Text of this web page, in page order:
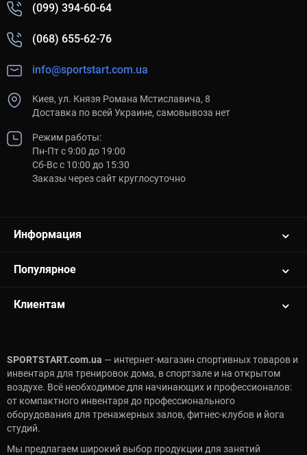
(099) 394-60-64
(068) 655-62-76
info@sportstart.com.ua
Киев, ул. Князя Романа Мстиславича, 8
Доставка по всей Украине, самовывоза нет
Режим работы:
Пн-Пт с 9:00 до 19:00
Сб-Вс с 10:00 до 15:30
Заказы через сайт круглосуточно
Информация
Популярное
Клиентам
SPORTSTART.com.ua — интернет-магазин спортивных товаров и
инвентаря для тренировок дома, в спортзале и на открытом
воздухе. Всё необходимое для начинающих и профессионалов:
от компактного инвентаря до профессионального
оборудования для тренажерных залов, фитнес-клубов и йога
студий.
Мы предлагаем широкий выбор продукции для занятий